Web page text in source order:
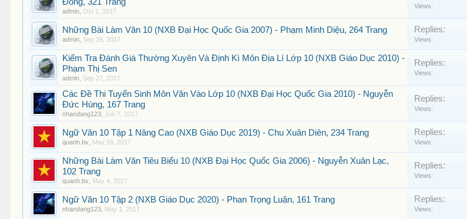
admin Oct 1, 2017
Views:
Những Bài Làm Văn 10 (NXB Đại Học Quốc Gia 2007) - Phạm Minh Diệu, 264 Trang
admin Sep 29, 2017
Replies:
Views:
Kiểm Tra Đánh Giá Thường Xuyên Và Định Kì Môn Địa Lí Lớp 10 (NXB Giáo Dục 2010) -
Phạm Thị Sen
admin Sep 27, 2017
Replies:
Views:
Các Đề Thi Tuyển Sinh Môn Văn Vào Lớp 10 (NXB Đại Học Quốc Gia 2010) - Nguyễn
Đức Hùng, 167 Trang
nhandang123 ,Jun 7, 2017
Replies:
Views:
Ngữ Văn 10 Tập 1 Nâng Cao (NXB Giáo Dục 2019) - Chu Xuân Diên, 234 Trang
quanh.bv May 16, 2017
Replies:
Views:
Những Bài Làm Văn Tiêu Biểu 10 (NXB Đại Học Quốc Gia 2006) - Nguyễn Xuân Lạc,
102 Trang
quanh.bv May 4, 2017
Replies:
Views:
Ngữ Văn 10 Tập 2 (NXB Giáo Dục 2020) - Phan Trọng Luận, 161 Trang
nhandang123 May 1, 2017
Replies:
Views: